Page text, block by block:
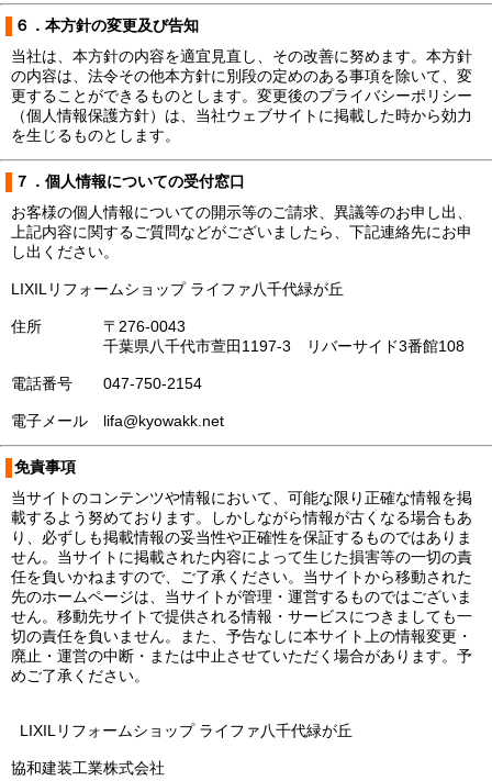
６．本方針の変更及び告知
当社は、本方針の内容を適宜見直し、その改善に努めます。本方針
の内容は、法令その他本方針に別段の定めのある事項を除いて、変
更することができるものとします。変更後のプライバシーポリシー
（個人情報保護方針）は、当社ウェブサイトに掲載した時から効力
を生じるものとします。
７．個人情報についての受付窓口
お客様の個人情報についての開示等のご請求、異議等のお申し出、
上記内容に関するご質問などがございましたら、下記連絡先にお申
し出ください。
LIXILリフォームショップ ライファ八千代緑が丘
住所 〒276-0043
千葉県八千代市萱田1197-3 リバーサイド3番館108
電話番号 047-750-2154
電子メール lifa@kyowakk.net
免責事項
当サイトのコンテンツや情報において、可能な限り正確な情報を掲
載するよう努めております。しかしながら情報が古くなる場合もあ
り、必ずしも掲載情報の妥当性や正確性を保証するものではありま
せん。当サイトに掲載された内容によって生じた損害等の一切の責
任を負いかねますので、ご了承ください。当サイトから移動された
先のホームページは、当サイトが管理・運営するものではございま
せん。移動先サイトで提供される情報・サービスにつきましても一
切の責任を負いません。また、予告なしに本サイト上の情報変更・
廃止・運営の中断・または中止させていただく場合があります。予
めご了承ください。
LIXILリフォームショップ ライファ八千代緑が丘
協和建装工業株式会社